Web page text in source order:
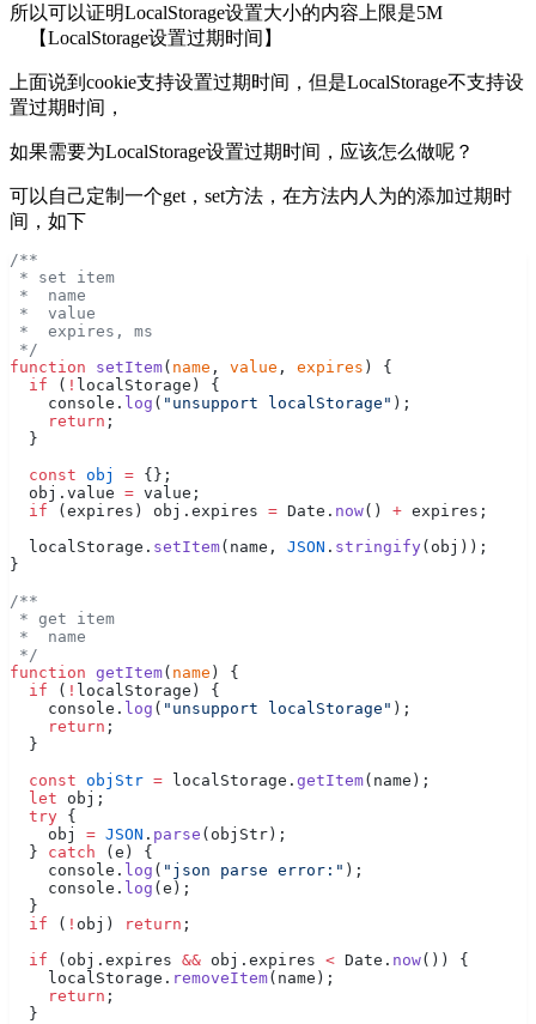
所以可以证明LocalStorage设置大小的内容上限是5M
【LocalStorage设置过期时间】
上面说到cookie支持设置过期时间，但是LocalStorage不支持设
置过期时间，
如果需要为LocalStorage设置过期时间，应该怎么做呢？
可以自己定制一个get，set方法，在方法内人为的添加过期时
间，如下
/**
* set item
*  name
*  value
*  expires, ms
*/
function setItem( name , value , expires ) {
  if
( ! localStorage) {
    console.
log ( "unsupport localStorage" );
    return
;
  }
  const
obj = {};
  obj.value
= value;
  if
(expires) obj.expires = Date. now() + expires;
  localStorage.
setItem(name, JSON . stringify(obj));
}
/**
* get item
*  name
*/
function getItem( name ) {
  if
( ! localStorage) {
    console.
log ( "unsupport localStorage" );
    return
;
  }
  const
objStr = localStorage. getItem(name);
  let
obj;
  try
{
    obj
= JSON . parse (objStr);
  }
catch (e) {
    console.
log ( "json parse error:" );
    console.
log (e);
  }
  if
( ! obj) return ;
  if
(obj.expires && obj.expires < Date. now()) {
    localStorage.
removeItem(name);
    return
;
  }